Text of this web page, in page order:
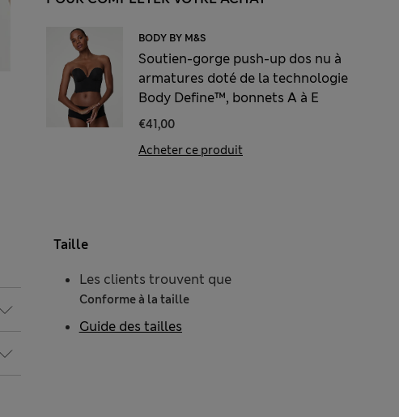
BODY BY M&S
Soutien-gorge push-up dos nu à
armatures doté de la technologie
Body Define™, bonnets A à E
€41,00
Acheter ce produit
Taille
Les clients trouvent que
Conforme à la taille
Guide des tailles